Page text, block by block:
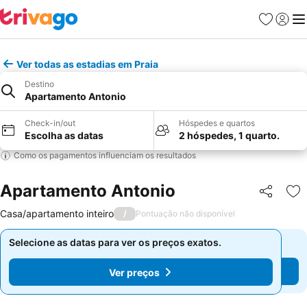
Favoritos
Iniciar
Ver todas as estadias em Praia
Destino
Apartamento Antonio
Check-in/out
Escolha as datas
Hóspedes e quartos
2 hóspedes, 1 quarto.
Como os pagamentos influenciam os resultados
Apartamento Antonio Partilhar
Casa/apartamento inteiro / Pontuação não disponível
Selecione as datas para ver os preços exatos.
Ver preços
Selecione as datas para ver os preços exatos.
Ver preços